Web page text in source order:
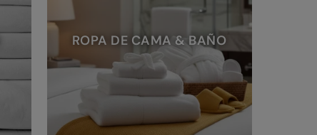
ROPA DE CAMA & BAÑO